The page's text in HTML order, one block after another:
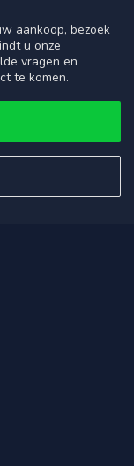
aankoop, bezoek
u onze
vragen en
te komen.